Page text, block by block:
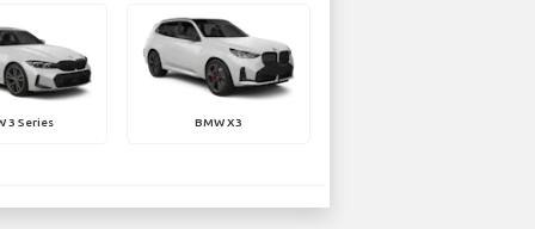
3 Series BMW X3